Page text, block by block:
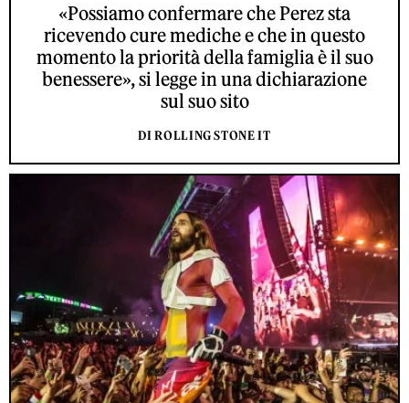
«Possiamo confermare che Perez sta
ricevendo cure mediche e che in questo
momento la priorità della famiglia è il suo
benessere», si legge in una dichiarazione
sul suo sito
DI ROLLING STONE IT